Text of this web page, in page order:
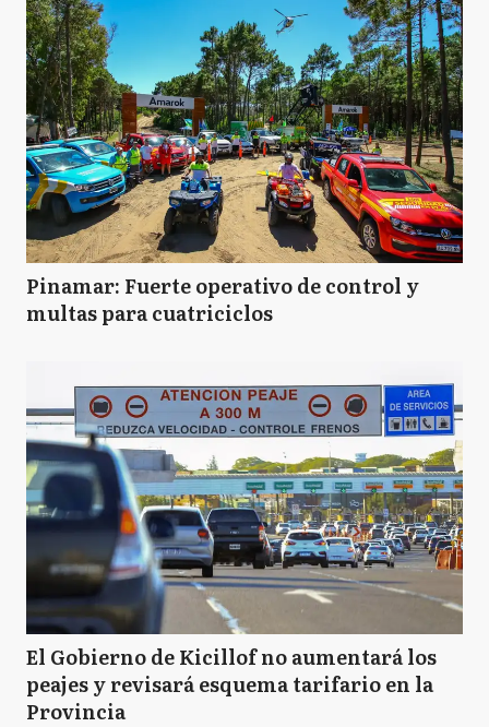
Pinamar: Fuerte operativo de control y
multas para cuatriciclos
El Gobierno de Kicillof no aumentará los
peajes y revisará esquema tarifario en la
Provincia